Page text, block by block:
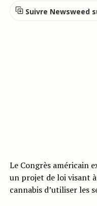
Suivre Newsweed
Le Congrès américain
un projet de loi visant
cannabis d’utiliser les